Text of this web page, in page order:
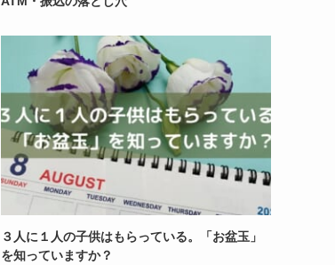
３人に１人の子供はもらっている。「お盆玉」
を知っていますか？